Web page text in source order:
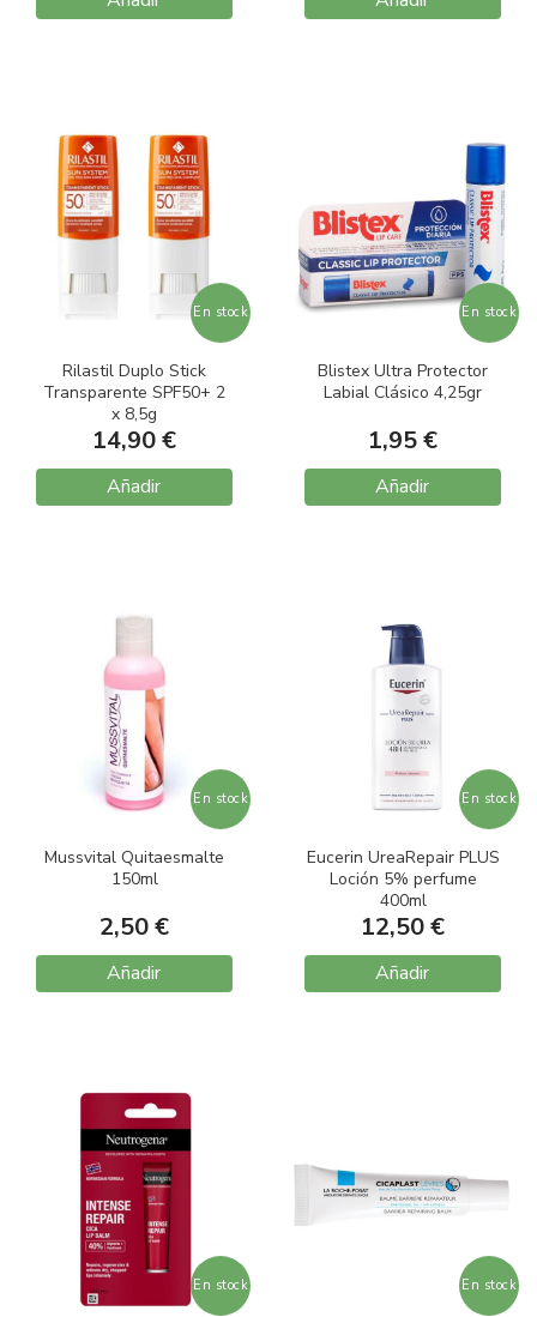
En stock
Rilastil Duplo Stick
Transparente SPF50+ 2
x 8,5g
14,90 €
Añadir
En stock
Blistex Ultra Protector
Labial Clásico 4,25gr
1,95 €
Añadir
En stock
Mussvital Quitaesmalte
150ml
2,50 €
Añadir
En stock
Eucerin UreaRepair PLUS
Loción 5% perfume
400ml
12,50 €
Añadir
En stock En stock